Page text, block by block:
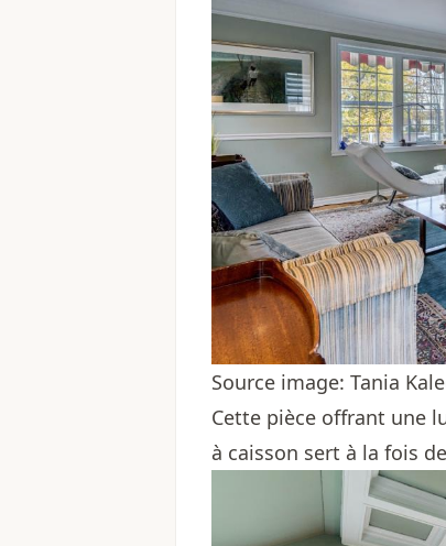
Source image: Tania
Cette pièce offrant une
à caisson sert à la fois